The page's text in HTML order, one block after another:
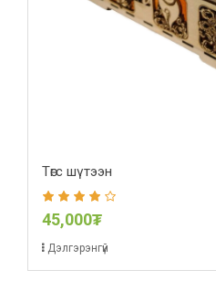
Төгс шүтээн
45,000₮
Дэлгэрэнгүй